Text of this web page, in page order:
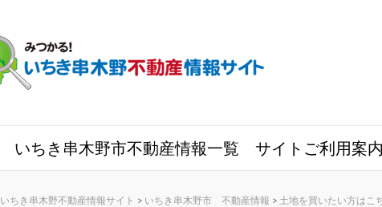
いちき串木野市不動産情報一覧 サイトご利用案内
いちき串木野不動産情報サイト > いちき串木野市 不動産情報 > 土地を買いたい方はこ